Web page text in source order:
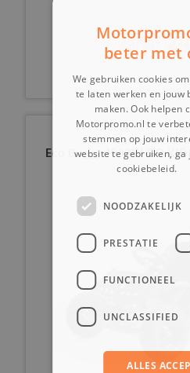
vanaf
Eco Buggy 1000W GO
beter met
We gebruiken cookies
te laten werken en jouw
maken. Ook helpen
Motorpromo.nl te
stemmen op jouw
website te gebruiken, ga
cookiebeleid.
NOODZAKELIJK
PRESTATIE
FUNCTIONEEL
UNCLASSIFIED
ALLES